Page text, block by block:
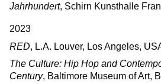
Jahrhundert, Schirn Kunsthalle
2023
RED, L.A. Louver, Los Angeles,
The Culture: Hip Hop and
Century, Baltimore Museum of Art,